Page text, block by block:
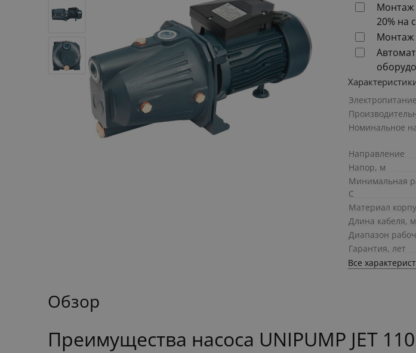
Монтаж
20% на
Монтаж
Номинальное
Направление
Напор, м
Минимальная
С
Материал
Длина кабеля, м
Диапазон
Гарантия, лет
Все
Обзор
Преимущества насоса UNIPUMP JET